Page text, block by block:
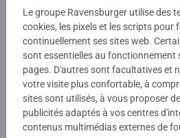
Les puzzles Ravensburger sont
à chaque âge, avec des pièces
colorées. Ils offrent un excellent
confiance en soi des enfants.
Ravensburger crée des puzzles
durables, pour accompagner le
Numéro d'article:
07596
EAN:
Avertissements et informations
Produits similaires
Le groupe Ravensburger utilise des
cookies, les pixels et les scripts pour
continuellement ses sites web.
sont essentielles au fonctionnement
pages. D'autres sont facultatives et
votre visite plus confortable, à
sites sont utilisés, à vous proposer
publicités adaptés à vos centres
contenus multimédias externes de